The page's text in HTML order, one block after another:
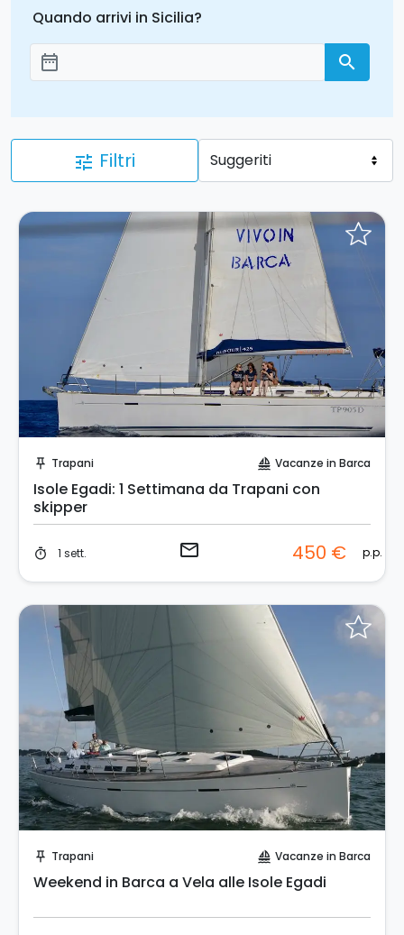
Quando arrivi in Sicilia?
Aggiungi le date
date_range search
tune Filtri
push_pin Trapani sailing Vacanze in Barca
Isole Egadi: 1 Settimana da Trapani con
skipper
timer 1 sett. email 450 € p.p.
push_pin Trapani sailing Vacanze in Barca
Weekend in Barca a Vela alle Isole Egadi